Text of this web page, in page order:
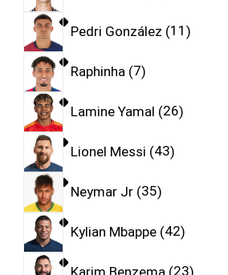
Pedri González 11
Raphinha 7
Lamine Yamal 26
Lionel Messi 43
Neymar Jr 35
Kylian Mbappe 42
Karim Benzema 23